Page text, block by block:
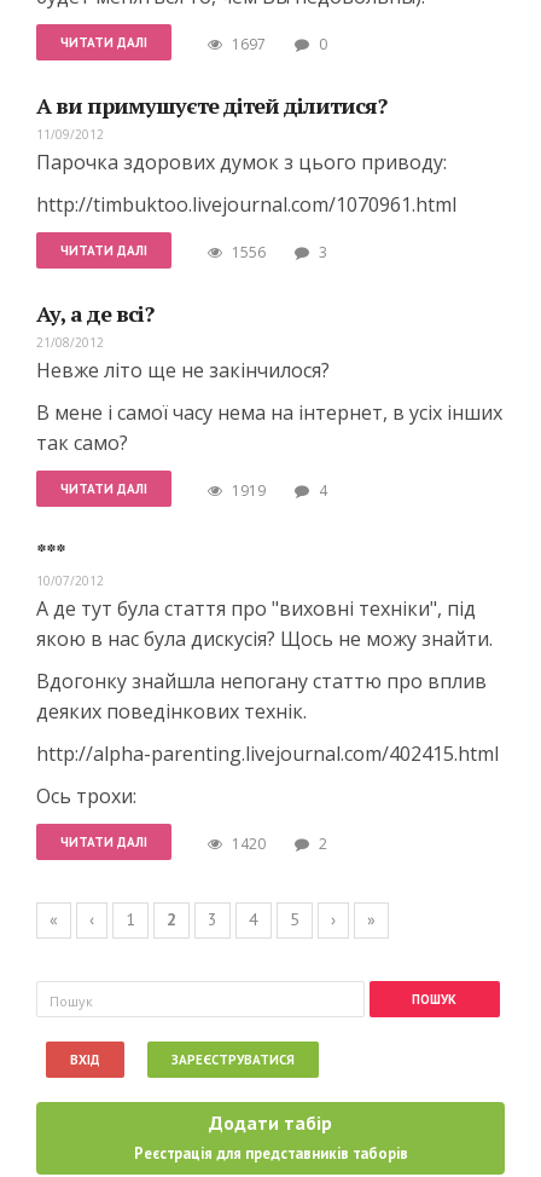
ЧИТАТИ ДАЛІ 1697 0
А ви примушуєте дітей ділитися?
11/09/2012
Парочка здорових думок з цього приводу:
http://timbuktoo.livejournal.com/1070961.html
ЧИТАТИ ДАЛІ 1556 3
Ау, а де всі?
21/08/2012
Невже літо ще не закінчилося?
В мене і самої часу нема на інтернет, в усіх інших
так само?
ЧИТАТИ ДАЛІ 1919 4
***
10/07/2012
А де тут була стаття про "виховні техніки", під
якою в нас була дискусія? Щось не можу знайти.
Вдогонку знайшла непогану статтю про вплив
деяких поведінкових технік.
http://alpha-parenting.livejournal.com/402415.html
Ось трохи:
ЧИТАТИ ДАЛІ 1420 2
Сторінки
« ‹ 1 2 3 4 5 › »
Пошукова форма
Пошук
ВХІД ЗАРЕЄСТРУВАТИСЯ
Додати табір
Реєстрація для представників таборів